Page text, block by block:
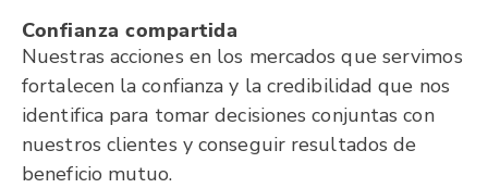
Confianza compartida
Nuestras acciones en los mercados que servimos
fortalecen la confianza y la credibilidad que nos
identifica para tomar decisiones conjuntas con
nuestros clientes y conseguir resultados de
beneficio mutuo.